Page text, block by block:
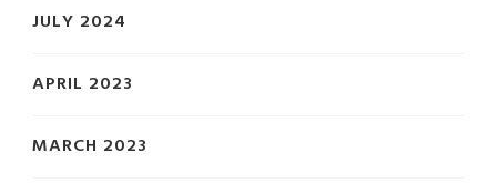
JULY 2024
APRIL 2023
MARCH 2023